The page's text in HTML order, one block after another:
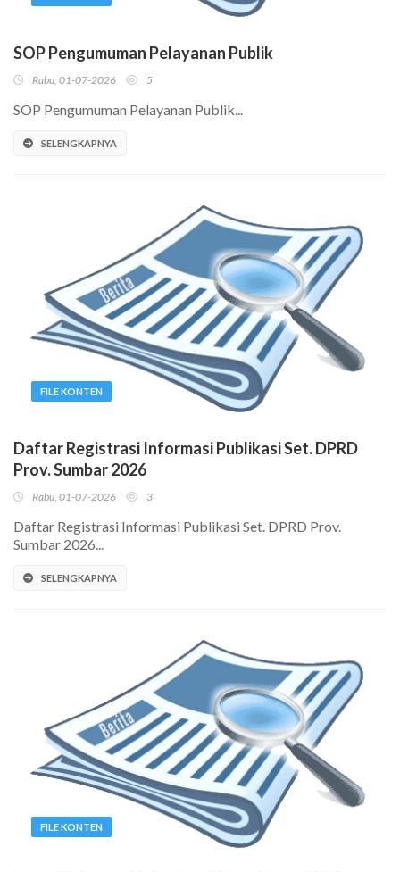
SOP Pengumuman Pelayanan Publik
Rabu, 01-07-2026 5
SOP Pengumuman Pelayanan Publik...
SELENGKAPNYA
FILE KONTEN
Daftar Registrasi Informasi Publikasi Set. DPRD
Prov. Sumbar 2026
Rabu, 01-07-2026 3
Daftar Registrasi Informasi Publikasi Set. DPRD Prov.
Sumbar 2026...
SELENGKAPNYA
FILE KONTEN